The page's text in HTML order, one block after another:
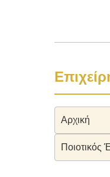
Αρχική
Ποιοτικός